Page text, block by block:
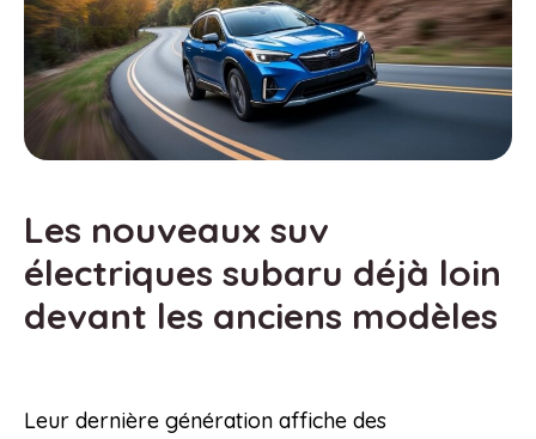
Les nouveaux suv
électriques subaru déjà loin
devant les anciens modèles
Leur dernière génération affiche des